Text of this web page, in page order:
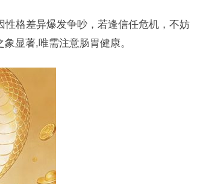
性格差异爆发争吵，若逢信任危机，不妨
显著,唯需注意肠胃健康。